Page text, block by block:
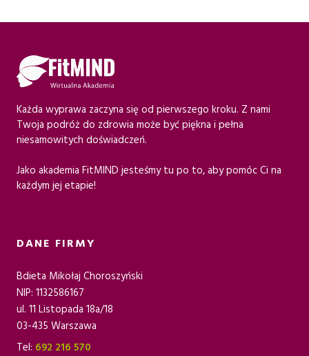
Każda wyprawa zaczyna się od pierwszego kroku. Z nami
Twoja podróż do zdrowia może być piękna i pełna
niesamowitych doświadczeń.
Jako akademia FitMIND jesteśmy tu po to, aby pomóc Ci na
każdym jej etapie!
DANE FIRMY
Bdieta Mikołaj Choroszyński
NIP: 1132586167
ul. 11 Listopada 18a/18
03-435 Warszawa
Tel: 692 216 570